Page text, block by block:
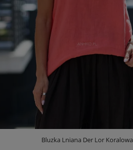
Bluzka Lniana Der Lor Koralowa